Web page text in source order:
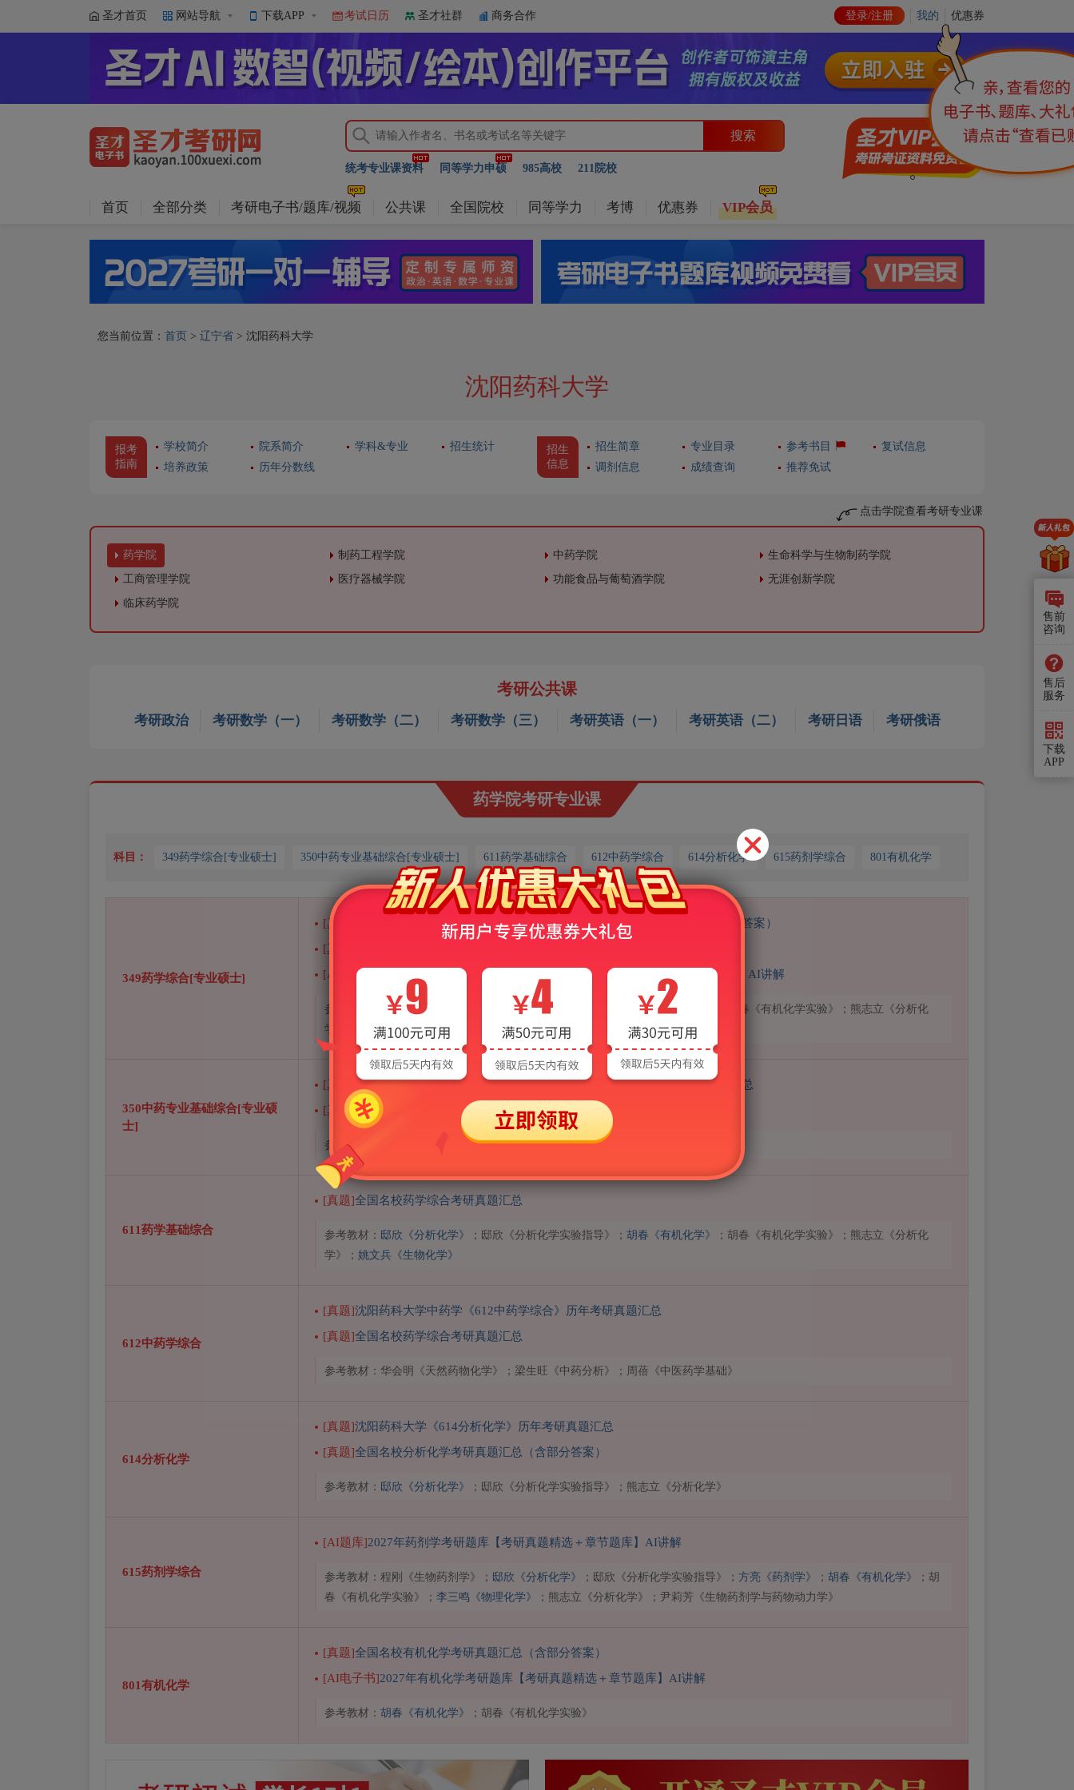
圣才首页 网站导航 下载APP 考试日历 圣才社群 商务合作 登录/注册 我的 优惠券
搜索
统考专业课资料 同等学力申硕 985高校 211院校
首页 全部分类 考研电子书/题库/视频 公共课 全国院校 同等学力 考博 优惠券 VIP会员
您当前位置： 首页 > 辽宁省 > 沈阳药科大学
沈阳药科大学
报考
指南
学校简介 院系简介 学科&专业
招生统计
培养政策
历年分数线
招生
信息
招生简章 专业目录 参考书目
复试信息
调剂信息
成绩查询 推荐免试
点击学院查看考研专业课
药学院 制药工程学院 中药学院
生命科学与生物制药学院
工商管理学院
医疗器械学院 功能食品与葡萄酒学院
无涯创新学院
临床药学院
考研公共课
考研政治 考研数学（一） 考研数学（二） 考研数学（三） 考研英语（一） 考研英语（二） 考研日语 考研俄语
药学院考研专业课
科目： 349药学综合[专业硕士] 350中药专业基础综合[专业硕士] 611药学基础综合 612中药学综合 614分析化学 615药剂学综合 801有机化学
349药学综合[专业硕士]
[真题]
沈阳药科大学药学《349药学综合》[专业硕士]历年考研真题汇总（含部分答案）
[真题]
[AI题库]
2027年药学硕士《349药学综合》考研题库【考研真题精选＋章节题库】AI讲解
参考教材： 邸欣《分析化学》 ；邸欣《分析化学实验指导》； 胡春《有机化学》
；胡春《有机化学实验》；熊志立《分析化
学》；
姚文兵《生物化学》
350中药专业基础综合[专业硕
士]
[真题]
沈阳药科大学中药学《350中药专业基础综合》[专业硕士]历年考研真题汇总
[真题] 中药学硕士《350中药专业基础综合》名校考研真题汇总
参考教材：华会明《天然药物化学》；梁生旺《中药分析》；周蓓《中医药学基础》
611药学基础综合
[真题]全国名校药学综合考研真题汇总
参考教材： 邸欣《分析化学》 ；邸欣《分析化学实验指导》； 胡春《有机化学》
；胡春《有机化学实验》；熊志立《分析化
学》； 姚文兵《生物化学》
612中药学综合
[真题]沈阳药科大学中药学《612中药学综合》历年考研真题汇总
[真题]全国名校药学综合考研真题汇总
参考教材：华会明《天然药物化学》；梁生旺《中药分析》；周蓓《中医药学基础》
614分析化学
[真题]沈阳药科大学《614分析化学》历年考研真题汇总
[真题]全国名校分析化学考研真题汇总（含部分答案）
参考教材： 邸欣《分析化学》 ；邸欣《分析化学实验指导》；熊志立《分析化学》
615药剂学综合
[AI题库]2027年药剂学考研题库【考研真题精选＋章节题库】AI讲解
参考教材：程刚《生物药剂学》； 邸欣《分析化学》 ；邸欣《分析化学实验指导》； 方亮《药剂学》 ； 胡春《有机化学》
；胡
春《有机化学实验》； 李三鸣《物理化学》 ；熊志立《分析化学》；尹莉芳《生物药剂学与药物动力学》
801有机化学
[真题]全国名校有机化学考研真题汇总（含部分答案）
[AI电子书]2027年有机化学考研题库【考研真题精选＋章节题库】AI讲解
参考教材： 胡春《有机化学》 ；胡春《有机化学实验》
售前
咨询
售后
服务
下载
APP